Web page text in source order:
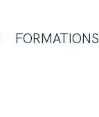
FORMATIONS